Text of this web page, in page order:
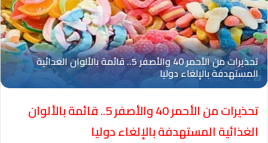
Oplus_131072
تحذيرات من الأحمر 40 والأصفر 5.. قائمة بالألوان
الغذائية المستهدفة بالإلغاء دوليا